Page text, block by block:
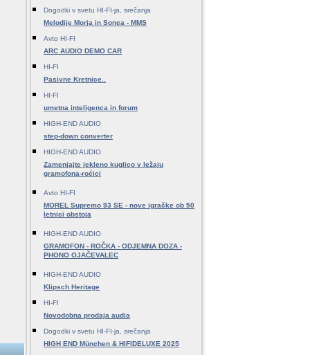
Dogodki v svetu HI-FI-ja, srečanja
Melodije Morja in Sonca - MMS
Avto HI-FI
ARC AUDIO DEMO CAR
HI-FI
Pasivne Kretnice..
HI-FI
umetna inteligenca in forum
HIGH-END AUDIO
step-down converter
HIGH-END AUDIO
Zamenjajte jekleno kuglico v ležaju
gramofona-roćici
Avto HI-FI
MOREL Supremo 93 SE - nove igračke ob 50
letnici obstoja
HIGH-END AUDIO
GRAMOFON - ROČKA - ODJEMNA DOZA -
PHONO OJAČEVALEC
HIGH-END AUDIO
Klipsch Heritage
HI-FI
Novodobna prodaja audia
Dogodki v svetu HI-FI-ja, srečanja
HIGH END München & HIFIDELUXE 2025